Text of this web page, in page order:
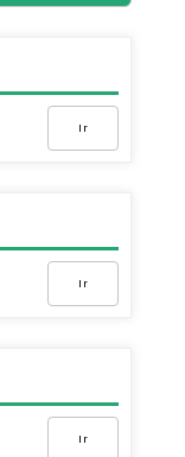
Ir
Ir
Ir